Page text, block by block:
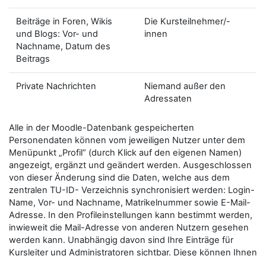
Beiträge in Foren, Wikis
und Blogs: Vor- und
Nachname, Datum des
Beitrags
Die Kursteilnehmer/-
innen
Private Nachrichten
Niemand außer den
Adressaten
Alle in der Moodle-Datenbank gespeicherten
Personendaten können vom jeweiligen Nutzer unter dem
Menüpunkt „Profil“ (durch Klick auf den eigenen Namen)
angezeigt, ergänzt und geändert werden. Ausgeschlossen
von dieser Änderung sind die Daten, welche aus dem
zentralen TU-ID- Verzeichnis synchronisiert werden: Login-
Name, Vor- und Nachname, Matrikelnummer sowie E-Mail-
Adresse. In den Profileinstellungen kann bestimmt werden,
inwieweit die Mail-Adresse von anderen Nutzern gesehen
werden kann. Unabhängig davon sind Ihre Einträge für
Kursleiter und Administratoren sichtbar. Diese können Ihnen